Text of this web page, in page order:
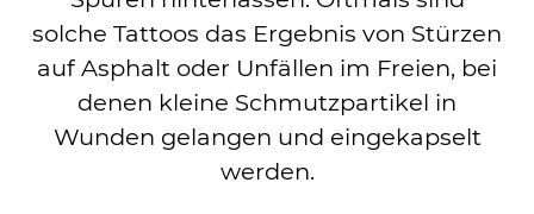
solche Tattoos das Ergebnis von Stürzen
auf Asphalt oder Unfällen im Freien, bei
denen kleine Schmutzpartikel in
Wunden gelangen und eingekapselt
werden.